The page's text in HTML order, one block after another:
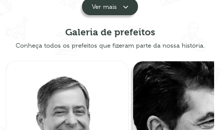
Ver mais
Galeria de prefeitos
Conheça todos os prefeitos que fizeram parte da nossa história.